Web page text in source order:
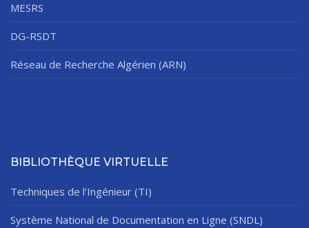
MESRS
DG-RSDT
Réseau de Recherche Algérien (ARN)
BIBLIOTHÈQUE VIRTUELLE
Techniques de l’Ingénieur (TI)
Système National de Documentation en Ligne (SNDL)